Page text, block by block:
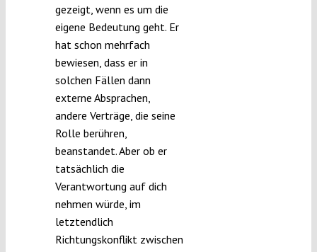
gezeigt, wenn es um die
eigene Bedeutung geht. Er
hat schon mehrfach
bewiesen, dass er in
solchen Fällen dann
externe Absprachen,
andere Verträge, die seine
Rolle berühren,
beanstandet. Aber ob er
tatsächlich die
Verantwortung auf dich
nehmen würde, im
letztendlich
Richtungskonflikt zwischen